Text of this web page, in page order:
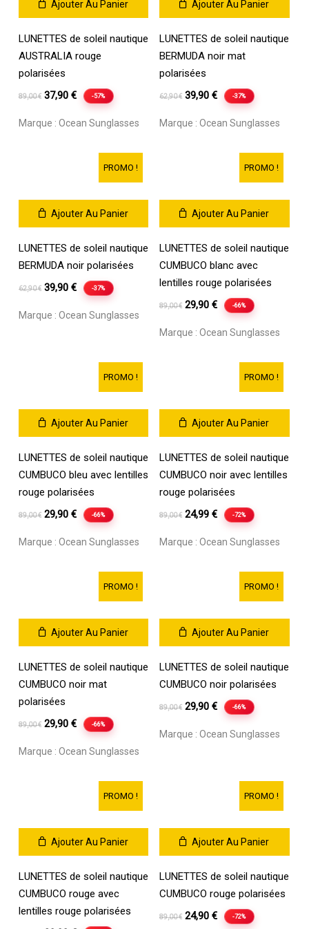
Ajouter Au Panier
LUNETTES de soleil nautique
AUSTRALIA rouge
polarisées
89,00€ Le
initial
37,90 €Le
prix
actuel
37,90 €.
-57%
Marque : Ocean Sunglasses
Ajouter Au Panier
LUNETTES de soleil nautique
BERMUDA noir mat
polarisées
62,90€ Le
initial
39,90€Le
prix
actuel
39,90 €.
-37%
Marque :Ocean Sunglasses
PROMO !
Ajouter Au Panier
LUNETTES de soleil nautique
BERMUDA noir polarisées
62,90€ Le
initial
39,90 €Le
prix
actuel
-37%
Marque : Ocean Sunglasses
PROMO !
Ajouter Au Panier
LUNETTES de soleil nautique
CUMBUCO blanc avec
lentilles rouge polarisées
89,00€ Le
initial
29,90€Le
prix
actuel
29,90 €.
-66%
Marque :Ocean Sunglasses
PROMO !
Ajouter Au Panier
LUNETTES de soleil nautique
CUMBUCO bleu avec lentilles
rouge polarisées
89,00€ Le
initial
29,90 €Le
prix
actuel
29,90 €.
-66%
Marque : Ocean Sunglasses
PROMO !
Ajouter Au Panier
LUNETTES de soleil nautique
CUMBUCO noir avec lentilles
rouge polarisées
89,00€ Le
initial
24,99€Le
prix
actuel
24,99 €.
-72%
Marque :Ocean Sunglasses
PROMO !
Ajouter Au Panier
LUNETTES de soleil nautique
CUMBUCO noir mat
polarisées
89,00€ Le
initial
29,90 €Le
prix
actuel
29,90 €.
-66%
Marque : Ocean Sunglasses
PROMO !
Ajouter Au Panier
LUNETTES de soleil nautique
CUMBUCO noir polarisées
89,00€ Le
initial
29,90€Le
prix
actuel
-66%
Marque :Ocean Sunglasses
PROMO !
Ajouter Au Panier
LUNETTES de soleil nautique
CUMBUCO rouge avec
lentilles rouge polarisées
PROMO !
Ajouter Au Panier
LUNETTES de soleil nautique
CUMBUCO rouge polarisées
89,00€ Le
24,90€Le
-72%